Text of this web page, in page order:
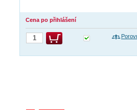
Cena po přihlášení